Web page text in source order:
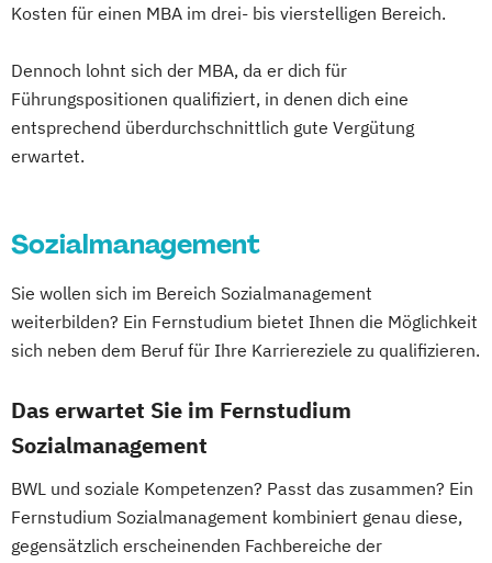
MBA Sozialmanagement
Master of Business Law
Master of Legal Studies
Master of Legal Studies (EBL)
Risiko- & Versicherungsmanagement
Sozialmanagement
Tourismus- & Eventmanagement
Wirtschaftspädagogik
Kosten für einen MBA im drei- bis vierstelligen Bereich.
Dennoch lohnt sich der MBA, da er dich für
Führungspositionen qualifiziert, in denen dich eine
entsprechend überdurchschnittlich gute Vergütung
erwartet.
Sozialmanagement
Sie wollen sich im Bereich Sozialmanagement
weiterbilden? Ein Fernstudium bietet Ihnen die Möglichkeit
sich neben dem Beruf für Ihre Karriereziele zu qualifizieren.
Das erwartet Sie im Fernstudium
Sozialmanagement
BWL und soziale Kompetenzen? Passt das zusammen? Ein
Fernstudium Sozialmanagement kombiniert genau diese,
gegensätzlich erscheinenden Fachbereiche der